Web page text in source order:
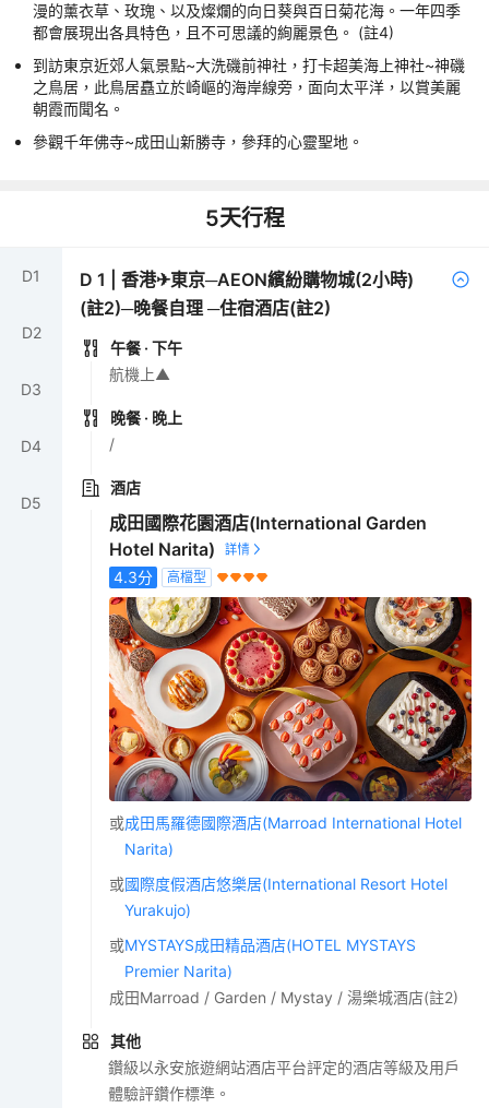
漫的薰衣草、玫瑰、以及燦爛的向日葵與百日菊花海。一年四季
都會展現出各具特色，且不可思議的絢麗景色。 (註4)
到訪東京近郊人氣景點~大洗磯前神社，打卡超美海上神社~神磯
之鳥居，此鳥居矗立於崎嶇的海岸線旁，面向太平洋，以賞美麗
朝霞而聞名。
參觀千年佛寺~成田山新勝寺，參拜的心靈聖地。
5天行程
D1
D2
D3
D4
D5
D1 |香港✈東京─AEON繽紛購物城(2小時)
(註2)─晚餐自理 ─住宿酒店(註2)
午餐 · 下午
航機上▲
晚餐 · 晚上
/
酒店
成田國際花園酒店(International Garden
Hotel Narita)
4.3分 高檔型
或成田馬羅德國際酒店(Marroad International Hotel
Narita)
或國際度假酒店悠樂居(International Resort Hotel
Yurakujo)
或MYSTAYS成田精品酒店(HOTEL MYSTAYS
Premier Narita)
成田Marroad / Garden / Mystay / 湯樂城酒店(註2)
其他
鑽級以永安旅遊網站酒店平台評定的酒店等級及用戶
體驗評鑽作標準。